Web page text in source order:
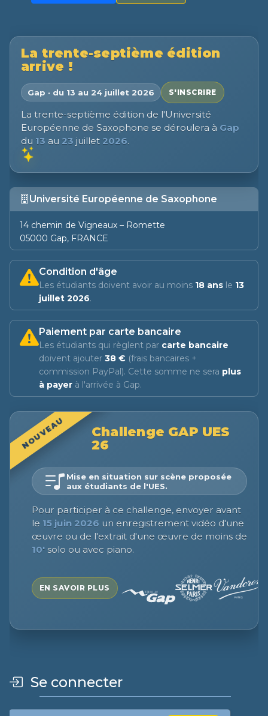
La trente-septième édition
arrive !
Gap · du 13 au 24 juillet 2026 S'INSCRIRE
La trente-septième édition de l'Université
Européenne de Saxophone se déroulera à Gap
du 13 au 23 juillet 2026.
Université Européenne de Saxophone
14 chemin de Vigneaux – Romette
05000 Gap, FRANCE
Condition d'âge
Les étudiants doivent avoir au moins 18 ans le 13
juillet 2026.
Paiement par carte bancaire
Les étudiants qui règlent par carte bancaire
doivent ajouter 38 € (frais bancaires +
commission PayPal). Cette somme ne sera plus
à payer à l'arrivée à Gap.
NOUVEAU
Challenge GAP UES
26
Mise en situation sur scène proposée
aux étudiants de l'UES.
Pour participer à ce challenge, envoyer avant
le 15 juin 2026 un enregistrement vidéo d'une
œuvre ou de l'extrait d'une œuvre de moins de
10' solo ou avec piano.
EN SAVOIR PLUS
Se connecter